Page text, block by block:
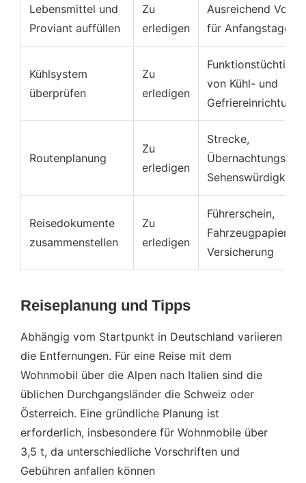
Lebensmittel und
Proviant auffüllen
Zu
erledigen
Ausreichend
für Anfangstage
Kühlsystem
überprüfen
Zu
erledigen
von Kühl- und
Routenplanung
Zu
erledigen
Strecke,
Reisedokumente
zusammenstellen
Zu
erledigen
Führerschein,
Fahrzeugpapiere,
Versicherung
Reiseplanung und Tipps
Abhängig vom Startpunkt in Deutschland variieren
die Entfernungen. Für eine Reise mit dem
Wohnmobil über die Alpen nach Italien sind die
üblichen Durchgangsländer die Schweiz oder
Österreich. Eine gründliche Planung ist
erforderlich, insbesondere für Wohnmobile über
3,5 t, da unterschiedliche Vorschriften und
Gebühren anfallen können